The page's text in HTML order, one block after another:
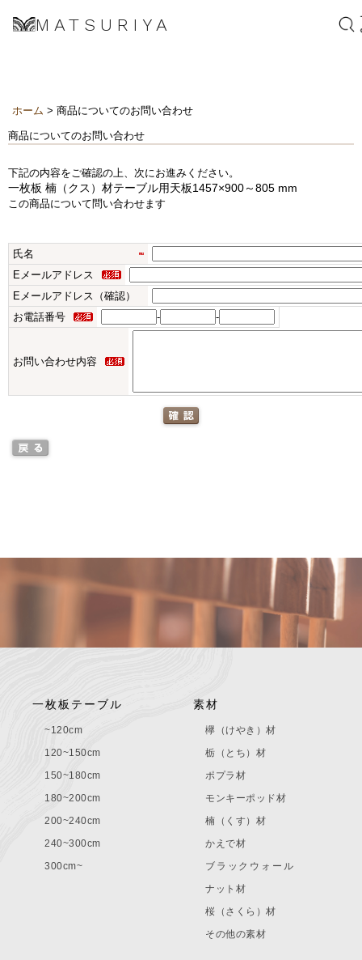
MATSURIYA
ホーム > 商品についてのお問い合わせ
商品についてのお問い合わせ
下記の内容をご確認の上、次にお進みください。
一枚板 楠（クス）材テーブル用天板1457×900～805 mm
この商品について問い合わせます
氏名
Eメールアドレス
Eメールアドレス（確認）
お電話番号
- -
お問い合わせ内容
一枚板テーブル
~120cm
120~150cm
150~180cm
180~200cm
200~240cm
240~300cm
300cm~
素材
欅（けやき）材
栃（とち）材
ポプラ材
モンキーポッド材
楠（くす）材
かえで材
ブラックウォール
ナット材
桜（さくら）材
その他の素材